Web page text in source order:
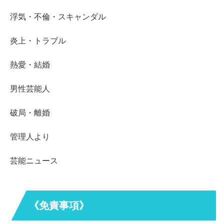
浮気・不倫・スキャンダル
炎上・トラブル
熱愛・結婚
男性芸能人
破局・離婚
管理人より
芸能ニュース
《免責事項》